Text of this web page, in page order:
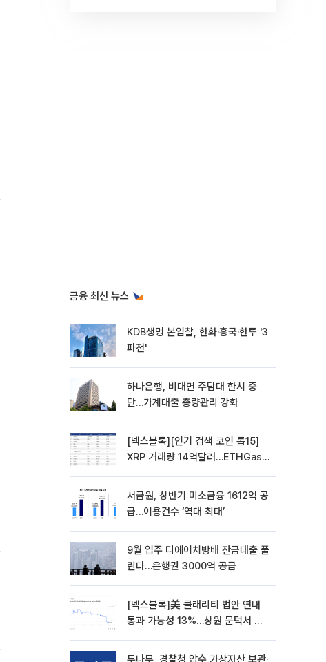
금융 최신 뉴스
KDB생명 본입찰, 한화·흥국·한투 '3
파전'
하나은행, 비대면 주담대 한시 중
단…가계대출 총량관리 강화
[넥스블록][인기 검색 코인 톱15]
XRP 거래량 14억달러…ETHGas
서금원, 상반기 미소금융 1612억 공
급…이용건수 ‘역대 최대’
9월 입주 디에이치방배 잔금대출 풀
린다…은행권 3000억 공급
[넥스블록]美 클래리티 법안 연내
통과 가능성 13%…상원 문턱서 제
두나무, 경찰청 압수 가상자산 보관·